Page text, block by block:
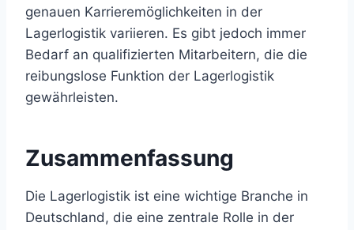
genauen Karrieremöglichkeiten in der
Lagerlogistik variieren. Es gibt jedoch immer
Bedarf an qualifizierten Mitarbeitern, die die
reibungslose Funktion der Lagerlogistik
gewährleisten.
Zusammenfassung
Die Lagerlogistik ist eine wichtige Branche in
Deutschland, die eine zentrale Rolle in der